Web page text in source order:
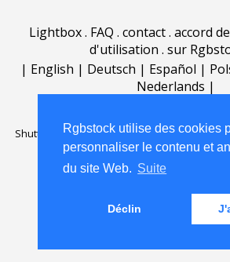
Rgbstock utilise des cookies
personnaliser le contenu et
du site Web. Suite
Déclin
Lightbox. FAQ . contact. accord
d'utilisation . sur
| English | Deutsch | Español |
Nederlands |
Shutterstock official partner of Rgbstock
Rgbstock